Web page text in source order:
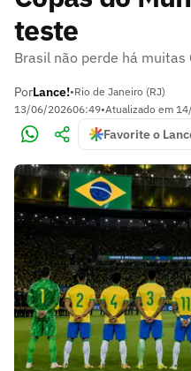
teste
Brasil não perde há muitas
PorLance!•Rio de Janeiro (RJ)
13/06/202606:49•Atualizado em
Favorite o